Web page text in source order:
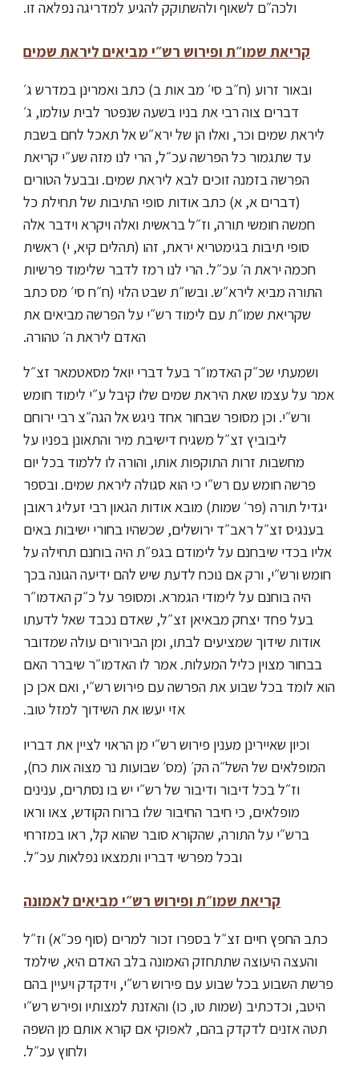
ולכה״ם לשאוף ולהשתוקק להגיע למדריגה נפלאה זו.
קריאת שמו״ת ופירוש רש״י מביאים ליראת שמים
ובאור זרוע (ח״ב סי׳ מב אות ב) כתב ואמרינן במדרש ג׳
דברים צוה רבי את בניו בשעה שנפטר לבית עולמו, ג׳
ליראת שמים וכר, ואלו הן של ירא״ש אל תאכל לחם בשבת
עד שתגמור כל הפרשה עכ״ל, הרי לנו מזה שע״י קריאת
הפרשה בזמנה זוכים לבא ליראת שמים. ובבעל הטורים
(דברים א, א) כתב אודות סופי התיבות של תחילת כל
חמשה חומשי תורה, וז״ל בראשית ואלה ויקרא וידבר אלה
סופי תיבות בגימטריא יראת, זהו (תהלים קיא, י) ראשית
חכמה יראת ה׳ עכ״ל. הרי לנו רמז לדבר שלימוד פרשיות
התורה מביא לירא״ש. ובשו״ת שבט הלוי (ח״ח סי׳ מס כתב
שקריאת שמו״ת עם לימוד רש״י על הפרשה מביאים את
האדם ליראת ה׳ טהורה.
ושמעתי שכ״ק האדמו״ר בעל דברי יואל מסאטמאר זצ״ל
אמר על עצמו שאת היראת שמים שלו קיבל ע״י לימוד חומש
ורש״י. וכן מסופר שבחור אחד ניגש אל הגה״צ רבי ירוחם
ליבוביץ זצ״ל משגיח דישיבת מיר והתאונן בפניו על
מחשבות זרות התוקפות אותו, והורה לו ללמוד בכל יום
פרשה חומש עם רש״י כי הוא סגולה ליראת שמים. ובספר
יגדיל תורה (פר׳ שמות) מובא אודות הגאון רבי זעליג ראובן
בענגיס זצ״ל ראב״ד ירושלים, שכשהיו בחורי ישיבות באים
אליו בכדי שיבחנם על לימודם בגפ״ת היה בוחנם תחילה על
חומש ורש״י, ורק אם נוכח לדעת שיש להם ידיעה הגונה בכך
היה בוחנם על לימודי הגמרא. ומסופר על כ״ק האדמו״ר
בעל פחד יצחק מבאיאן זצ״ל, שאדם נכבד שאל לדעתו
אודות שידוך שמציעים לבתו, ומן הבירורים עולה שמדובר
בבחור מצוין כליל המעלות. אמר לו האדמו״ר שיברר האם
הוא לומד בכל שבוע את הפרשה עם פירוש רש״י, ואם אכן כן
אזי יעשו את השידוך למזל טוב.
וכיון שאיירינן מענין פירוש רש״י מן הראוי לציין את דבריו
המופלאים של השל״ה הק׳ (מס׳ שבועות נר מצוה אות כח),
וז״ל בכל דיבור ודיבור של רש״י יש בו נסתרים, ענינים
מופלאים, כי חיבר החיבור שלו ברוח הקודש, צאו וראו
ברש״י על התורה, שהקורא סובר שהוא קל, ראו במזרחי
ובכל מפרשי דבריו ותמצאו נפלאות עכ״ל.
קריאת שמו״ת ופירוש רש״י מביאים לאמונה
כתב החפץ חיים זצ״ל בספרו זכור למרים (סוף פכ״א) וז״ל
והעצה היעוצה שתתחזק האמונה בלב האדם היא, שילמד
פרשת השבוע בכל שבוע עם פירוש רש״י, וידקדק ויעיין בהם
היטב, וכדכתיב (שמות טו, כו) והאזנת למצותיו ופירש רש״י
תטה אזנים לדקדק בהם, לאפוקי אם קורא אותם מן השפה
ולחוץ עכ״ל.